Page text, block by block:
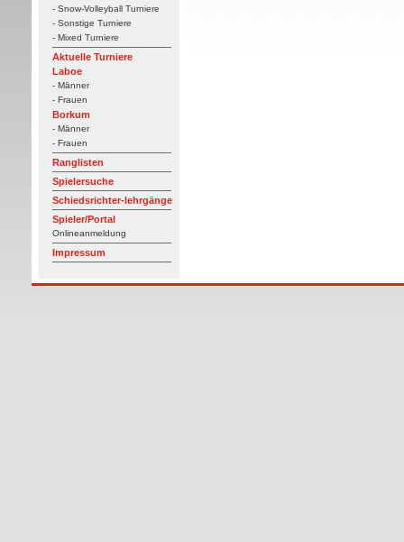
- Snow-Volleyball Turniere
- Sonstige Turniere
- Mixed Turniere
Aktuelle Turniere
Laboe
- Männer
- Frauen
Borkum
- Männer
- Frauen
Ranglisten
Spielersuche
Schiedsrichter-lehrgänge
Spieler/Portal
Onlineanmeldung
Impressum